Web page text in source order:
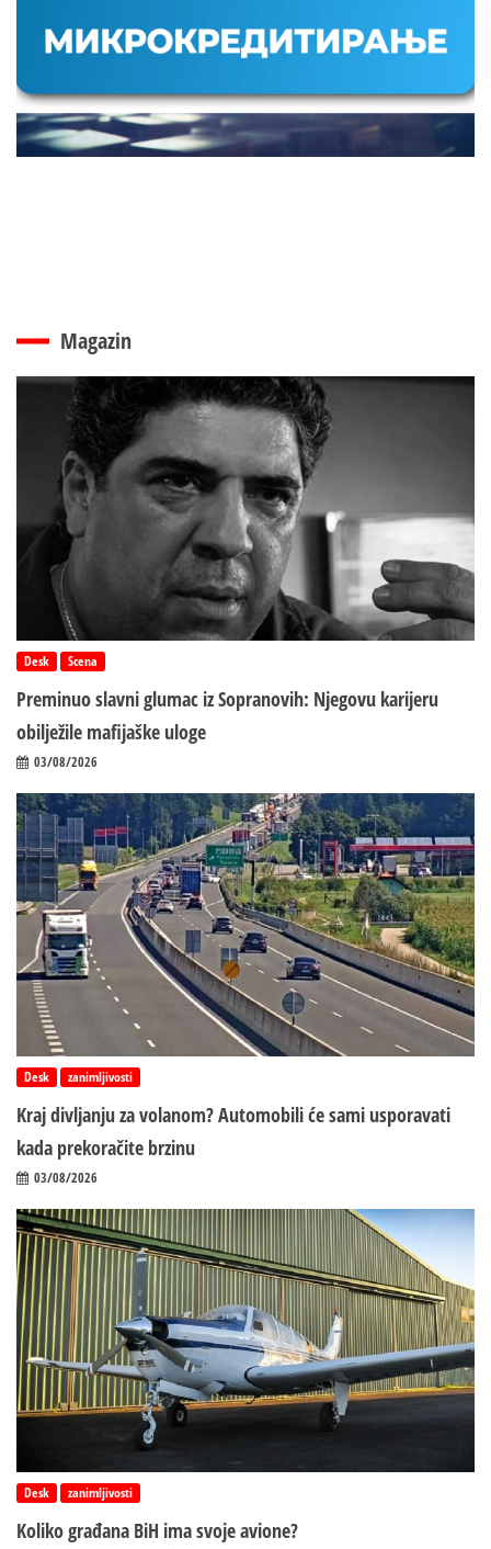
Magazin
Desk Scena
Preminuo slavni glumac iz Sopranovih: Njegovu karijeru
obilježile mafijaške uloge
03/08/2026
Desk zanimljivosti
Kraj divljanju za volanom? Automobili će sami usporavati
kada prekoračite brzinu
03/08/2026
Desk zanimljivosti
Koliko građana BiH ima svoje avione?